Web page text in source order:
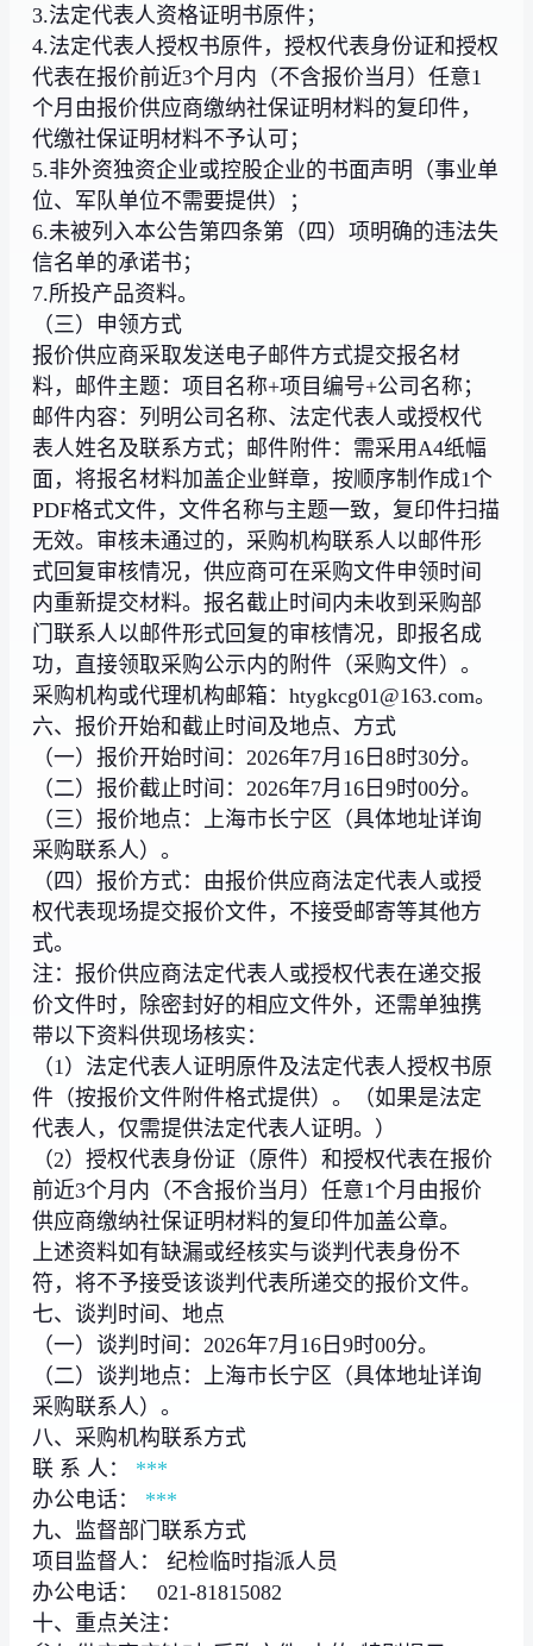
3.法定代表人资格证明书原件；
4.法定代表人授权书原件，授权代表身份证和授权
代表在报价前近3个月内（不含报价当月）任意1
个月由报价供应商缴纳社保证明材料的复印件，
代缴社保证明材料不予认可；
5.非外资独资企业或控股企业的书面声明（事业单
位、军队单位不需要提供）；
6.未被列入本公告第四条第（四）项明确的违法失
信名单的承诺书；
7.所投产品资料。
（三）申领方式
报价供应商采取发送电子邮件方式提交报名材
料，邮件主题：项目名称+项目编号+公司名称；
邮件内容：列明公司名称、法定代表人或授权代
表人姓名及联系方式；邮件附件：需采用A4纸幅
面，将报名材料加盖企业鲜章，按顺序制作成1个
PDF格式文件，文件名称与主题一致，复印件扫描
无效。审核未通过的，采购机构联系人以邮件形
式回复审核情况，供应商可在采购文件申领时间
内重新提交材料。报名截止时间内未收到采购部
门联系人以邮件形式回复的审核情况，即报名成
功，直接领取采购公示内的附件（采购文件）。
采购机构或代理机构邮箱：htygkcg01@163.com。
六、报价开始和截止时间及地点、方式
（一）报价开始时间：2026年7月16日8时30分。
（二）报价截止时间：2026年7月16日9时00分。
（三）报价地点：上海市长宁区（具体地址详询
采购联系人）。
（四）报价方式：由报价供应商法定代表人或授
权代表现场提交报价文件，不接受邮寄等其他方
式。
注：报价供应商法定代表人或授权代表在递交报
价文件时，除密封好的相应文件外，还需单独携
带以下资料供现场核实：
（1）法定代表人证明原件及法定代表人授权书原
件（按报价文件附件格式提供）。（如果是法定
代表人，仅需提供法定代表人证明。）
（2）授权代表身份证（原件）和授权代表在报价
前近3个月内（不含报价当月）任意1个月由报价
供应商缴纳社保证明材料的复印件加盖公章。
上述资料如有缺漏或经核实与谈判代表身份不
符，将不予接受该谈判代表所递交的报价文件。
七、谈判时间、地点
（一）谈判时间：2026年7月16日9时00分。
（二）谈判地点：上海市长宁区（具体地址详询
采购联系人）。
八、采购机构联系方式
联 系 人： ***
办公电话： ***
九、监督部门联系方式
项目监督人： 纪检临时指派人员
办公电话： 021-81815082
十、重点关注：